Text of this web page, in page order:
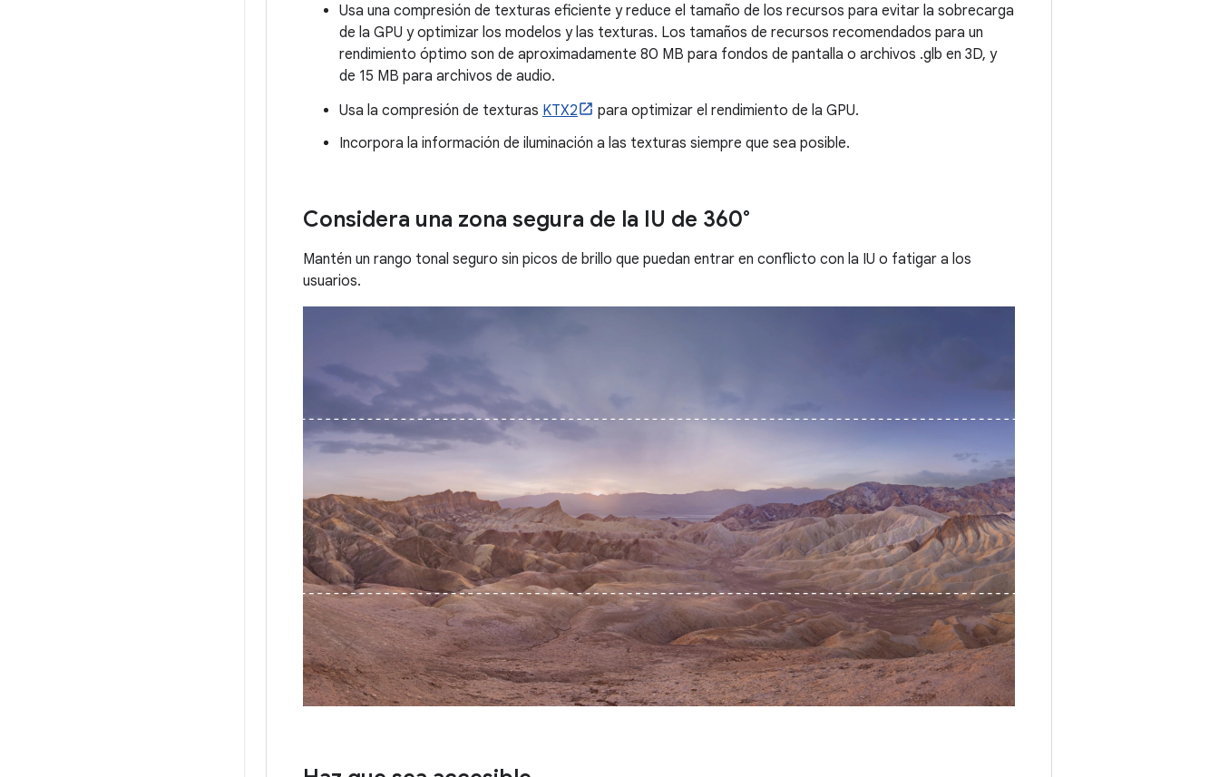
Usa una compresión de texturas eficiente y reduce el tamaño de los recursos para evitar la sobrecarga
de la GPU y optimizar los modelos y las texturas. Los tamaños de recursos recomendados para un
rendimiento óptimo son de aproximadamente 80 MB para fondos de pantalla o archivos .glb en 3D, y
de 15 MB para archivos de audio.
Usa la compresión de texturas KTX2
para optimizar el rendimiento de la GPU.
Incorpora la información de iluminación a las texturas siempre que sea posible.
Considera una zona segura de la IU de 360°
Mantén un rango tonal seguro sin picos de brillo que puedan entrar en conflicto con la IU o fatigar a los
usuarios.